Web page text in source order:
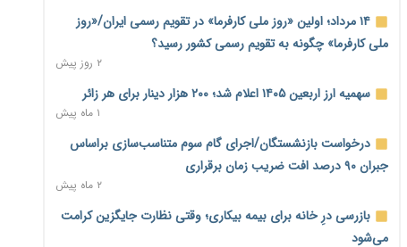
۲ روز پیش
نماینده مجلس: توسعه مرزهای زمینی به راهبرد تأمین کالاهای
۲ روز پیش
خانه کارگر قزوین: شکاف دستمزد و هزینه معیشت هر روز عمیق‌تر
می‌شود
رئیس سازمان امور مالیاتی: بلاگرهای پردرآمد مشمول پرداخت
مالیات هستند
۱۴ مرداد؛ اولین «روز ملی کارفرما» در تقویم رسمی ایران/«روز
ملی کارفرما» چگونه به تقویم رسمی کشور رسید؟
۲ روز پیش
سهمیه ارز اربعین ۱۴۰۵ اعلام شد؛ ۲۰۰ هزار دینار برای هر زائر
۱ ماه پیش
درخواست بازنشستگان/اجرای گام سوم متناسب‌سازی براساس
جبران ۹۰ درصد افت ضریب زمان برقراری
۲ ماه پیش
بازرسی درِ خانه برای بیمه بیکاری؛ وقتی نظارت جایگزین کرامت
می‌شود